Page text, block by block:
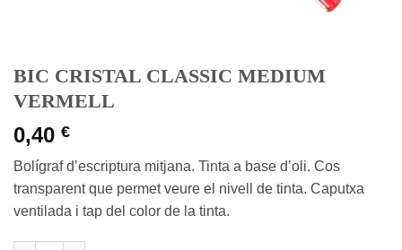
BIC CRISTAL CLASSIC MEDIUM
VERMELL
0,40 €
Bolígraf d’escriptura mitjana. Tinta a base d’oli. Cos
transparent que permet veure el nivell de tinta. Caputxa
ventilada i tap del color de la tinta.